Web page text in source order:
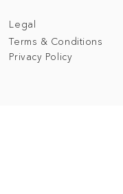
Legal
Terms & Conditions
Privacy Policy